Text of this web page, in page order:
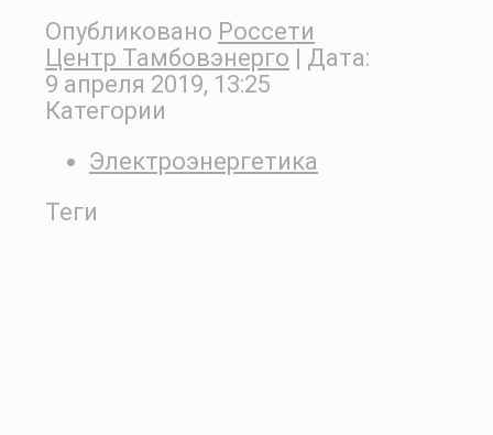
Опубликовано Россети
Центр Тамбовэнерго
| Дата:
9 апреля 2019, 13:25
Категории
Электроэнергетика
Теги